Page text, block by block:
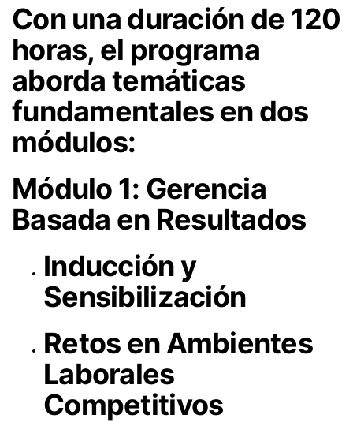
Con una duración de 120
horas, el programa
aborda temáticas
fundamentales en dos
módulos:
Módulo 1: Gerencia
Basada en Resultados
Inducción y
Sensibilización
Retos en Ambientes
Laborales
Competitivos